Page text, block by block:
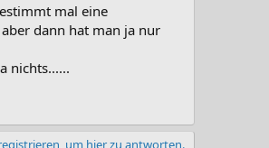
mal eine
dann hat man ja nur
nichts......
um hier zu antworten.